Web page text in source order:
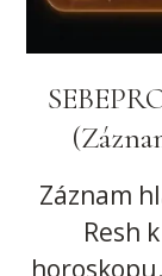
Záznam
Resh